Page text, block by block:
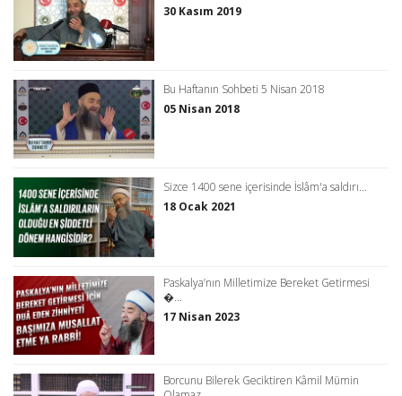
30 Kasım 2019
Bu Haftanın Sohbeti 5 Nisan 2018
05 Nisan 2018
Sizce 1400 sene içerisinde İslâm'a saldırı...
18 Ocak 2021
Paskalya’nın Milletimize Bereket Getirmesi
�...
17 Nisan 2023
Borcunu Bilerek Geciktiren Kâmil Mümin